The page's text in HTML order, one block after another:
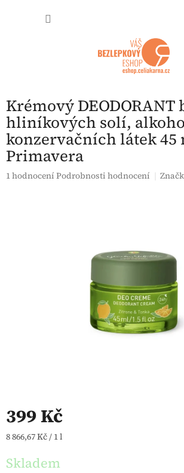
Krémový DEODORANT
hliníkových solí,
konzervačních látek 45
Primavera
Průměrné hodnocení produktu je 5,0 z 5
1 hodnocení Podrobnosti hodnocení
399 Kč
Měrná cena:
8 866,67 Kč / 1 l
Skladem